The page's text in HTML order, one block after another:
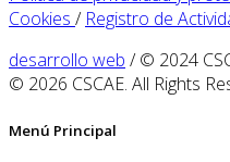
Cookies / Registro de
desarrollo web / © 2024
© 2026 CSCAE. All Rights
Menú Principal